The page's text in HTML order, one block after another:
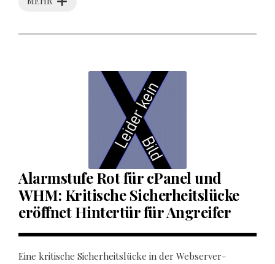
Alarmstufe Rot für cPanel und
WHM: Kritische Sicherheitslücke
eröffnet Hintertür für Angreifer
Eine kritische Sicherheitslücke in der Webserver-